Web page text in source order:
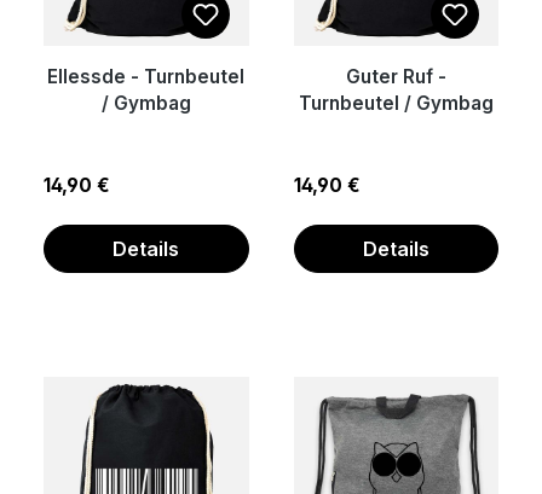
Ellessde - Turnbeutel
/ Gymbag
Regulärer Preis:
14,90 €
Details
Guter Ruf -
Turnbeutel / Gymbag
Regulärer Preis:
14,90 €
Details